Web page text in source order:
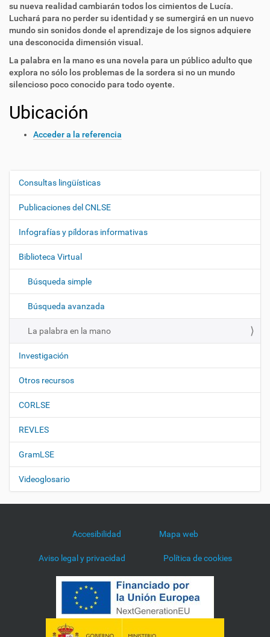
su nueva realidad cambiarán todos los cimientos de Lucía.
Luchará para no perder su identidad y se sumergirá en un nuevo
mundo sin sonidos donde el aprendizaje de los signos adquiere
una desconocida dimensión visual.
La palabra en la mano es una novela para un público adulto que
explora no sólo los problemas de la sordera si no un mundo
silencioso poco conocido para todo oyente.
Ubicación
Acceder a la referencia
N
e
g
a
i
n
Consultas lingüísticas
Publicaciones del CNLSE
Infografías y píldoras informativas
Biblioteca Virtual
Búsqueda simple
Búsqueda avanzada
La palabra en la mano
Investigación
Otros recursos
CORLSE
REVLES
GramLSE
Videoglosario
Accesibilidad Mapa web
Aviso legal y privacidad Política de cookies